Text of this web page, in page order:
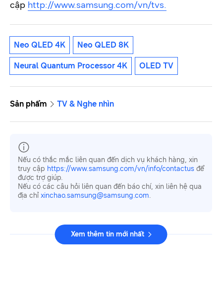
cập http://www.samsung.com/vn/tvs.
Neo QLED 4K Neo QLED 8K
Neural Quantum Processor 4K OLED TV
Sản phẩm TV & Nghe nhìn
Nếu có thắc mắc liên quan đến dịch vụ khách hàng, xin
truy cập https://www.samsung.com/vn/info/contactus để
được trợ giúp.
Nếu có các câu hỏi liên quan đến báo chí, xin liên hệ qua
địa chỉ xinchao.samsung@samsung.com.
Xem thêm tin mới nhất